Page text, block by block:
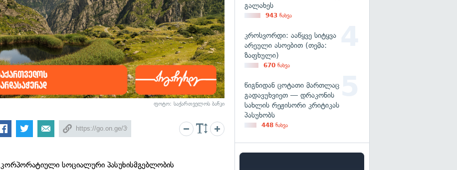
ფოტო: საქართველოს ბანკი
კორპორატიული სოციალური პასუხისმგებლობის
გალახეს
943 ნახვა
კროსვორდი: ააწყვე სიტყვა
არეული ასოებით (თემა:
ზაფხული)
670 ნახვა
წიგნიდან ცოტათი მართლაც
გადავუხვიეთ — დრაკონის
სახლის რეჟისორი კრიტიკას
პასუხობს
448 ნახვა